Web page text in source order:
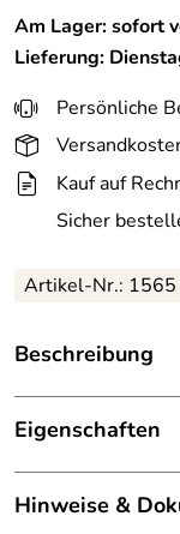
Am Lager: sofort
Lieferung:
Persönliche
Kauf auf
Sicher
Artikel-Nr.: 1565
Beschreibung
Kuhn Rikon
Schnellkochtopf
Modelle.
Eigenschaften
Hinweise &